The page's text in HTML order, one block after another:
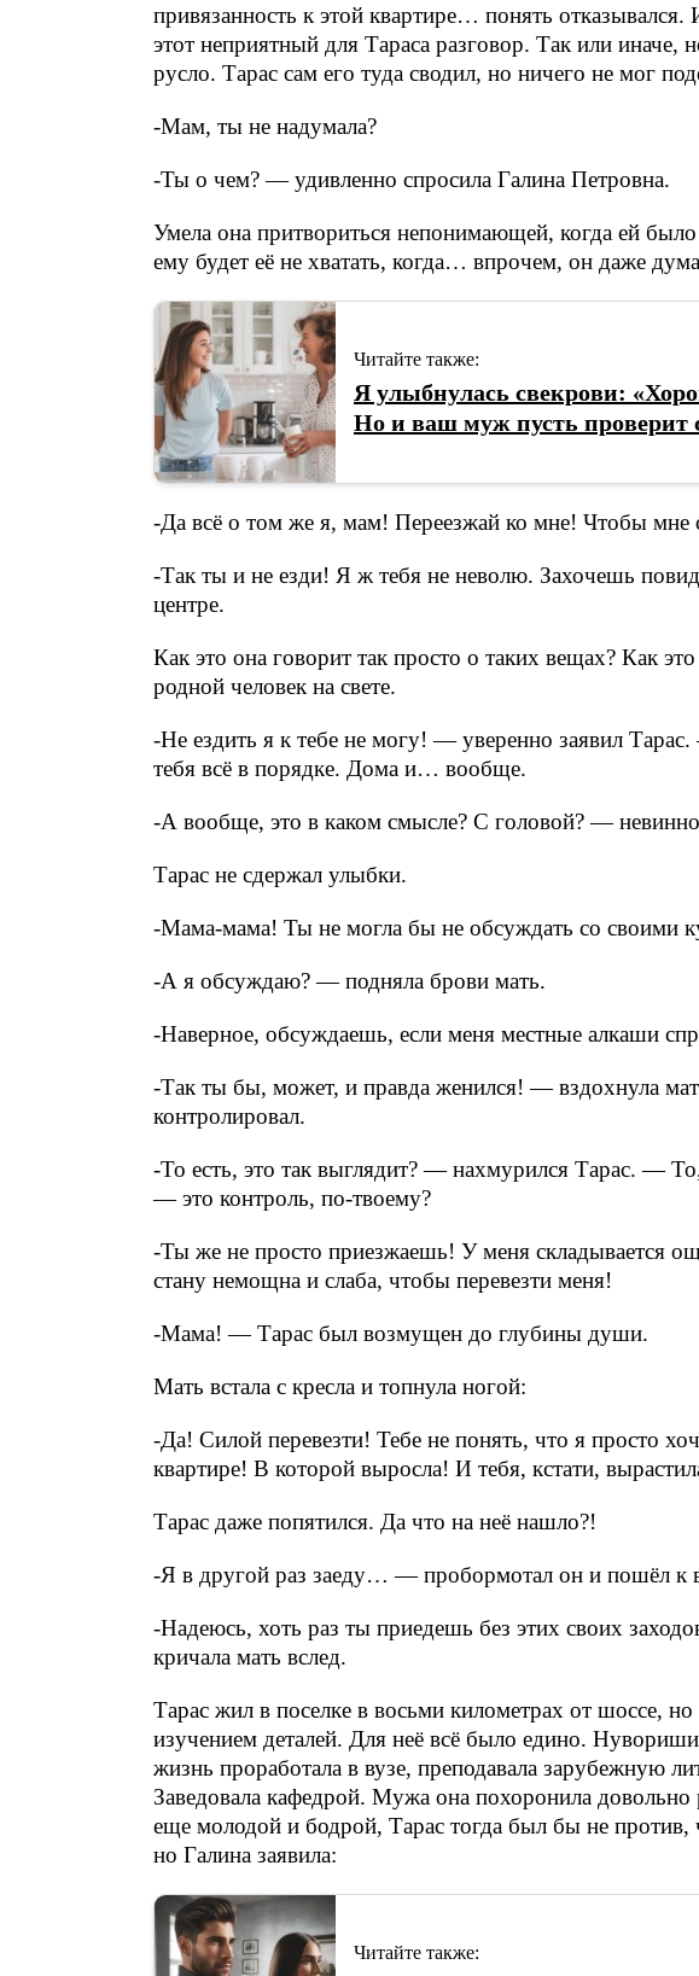
привязанность к этой квартире… понять
этот неприятный для Тараса разговор. Так или иначе,
русло. Тарас сам его туда сводил, но ничего не мог
-Мам, ты не надумала?
-Ты о чем? — удивленно спросила Галина Петровна.
Умела она притвориться непонимающей, когда ей
ему будет её не хватать, когда… впрочем, он даже
Читайте также:
Я улыбнулась свекрови:
Но и ваш муж пусть проверит
-Да всё о том же я, мам! Переезжай ко мне! Чтобы мне
-Так ты и не езди! Я ж тебя не неволю. Захочешь
центре.
Как это она говорит так просто о таких вещах? Как
родной человек на свете.
-Не ездить я к тебе не могу! — уверенно заявил
тебя всё в порядке. Дома и… вообще.
-А вообще, это в каком смысле? С головой? — невинно
Тарас не сдержал улыбки.
-Мама-мама! Ты не могла бы не обсуждать со
-А я обсуждаю? — подняла брови мать.
-Наверное, обсуждаешь, если меня местные алкаши
-Так ты бы, может, и правда женился! — вздохнула
контролировал.
-То есть, это так выглядит? — нахмурился Тарас. —
— это контроль, по-твоему?
-Ты же не просто приезжаешь! У меня складывается
стану немощна и слаба, чтобы перевезти меня!
-Мама! — Тарас был возмущен до глубины души.
Мать встала с кресла и топнула ногой:
-Да! Силой перевезти! Тебе не понять, что я просто
квартире! В которой выросла! И тебя, кстати,
Тарас даже попятился. Да что на неё нашло?!
-Я в другой раз заеду… — пробормотал он и пошёл к
-Надеюсь, хоть раз ты приедешь без этих своих
кричала мать вслед.
Тарас жил в поселке в восьми километрах от шоссе,
изучением деталей. Для неё всё было едино.
жизнь проработала в вузе, преподавала зарубежную
Заведовала кафедрой. Мужа она похоронила довольно
еще молодой и бодрой, Тарас тогда был бы не
но Галина заявила:
Читайте также: